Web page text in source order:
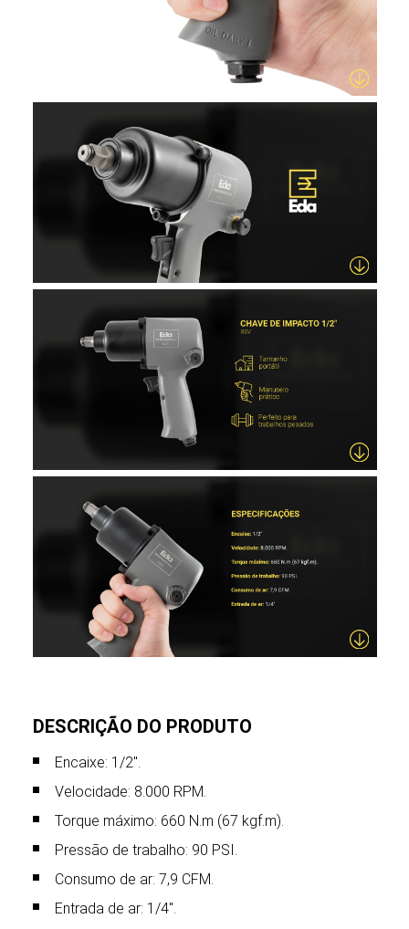
DESCRIÇÃO DO PRODUTO
Encaixe: 1/2".
Velocidade: 8.000 RPM.
Torque máximo: 660 N.m (67 kgf.m).
Pressão de trabalho: 90 PSI.
Consumo de ar: 7,9 CFM.
Entrada de ar: 1/4″.